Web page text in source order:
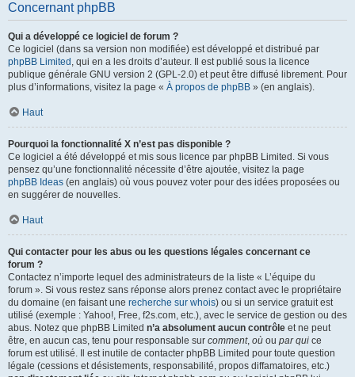
Concernant phpBB
Qui a développé ce logiciel de forum ?
Ce logiciel (dans sa version non modifiée) est développé et distribué par
phpBB Limited , qui en a les droits d’auteur. Il est publié sous la licence
publique générale GNU version 2 (GPL-2.0) et peut être diffusé librement. Pour
plus d’informations, visitez la page « À propos de phpBB » (en anglais).
Haut
Pourquoi la fonctionnalité X n’est pas disponible ?
Ce logiciel a été développé et mis sous licence par phpBB Limited. Si vous
pensez qu’une fonctionnalité nécessite d’être ajoutée, visitez la page
phpBB Ideas (en anglais) où vous pouvez voter pour des idées proposées ou
en suggérer de nouvelles.
Haut
Qui contacter pour les abus ou les questions légales concernant ce
forum ?
Contactez n’importe lequel des administrateurs de la liste « L’équipe du
forum ». Si vous restez sans réponse alors prenez contact avec le propriétaire
du domaine (en faisant une recherche sur whois) ou si un service gratuit est
utilisé (exemple : Yahoo!, Free, f2s.com, etc.), avec le service de gestion ou des
abus. Notez que phpBB Limited n’a absolument aucun contrôle et ne peut
être, en aucun cas, tenu pour responsable sur comment, où ou par qui ce
forum est utilisé. Il est inutile de contacter phpBB Limited pour toute question
légale (cessions et désistements, responsabilité, propos diffamatoires, etc.)